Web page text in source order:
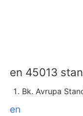
en 45013
Bk. Avrupa
en